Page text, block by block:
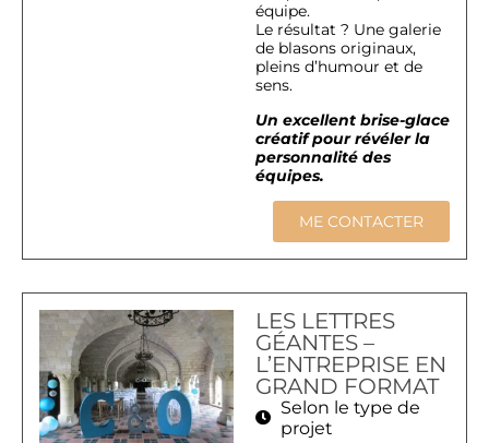
équipe.
Le résultat ? Une galerie
de blasons originaux,
pleins d’humour et de
sens.
Un excellent brise-glace
créatif pour révéler la
personnalité des
équipes.
ME CONTACTER
LES LETTRES
GÉANTES –
L’ENTREPRISE EN
GRAND FORMAT
Selon le type de
projet